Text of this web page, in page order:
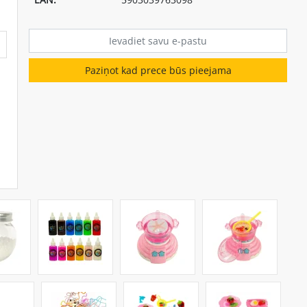
Paziņot kad prece būs pieejama